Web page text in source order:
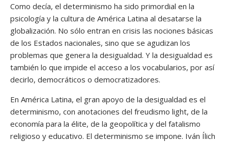
Como decía, el determinismo ha sido primordial en la
psicología y la cultura de América Latina al desatarse la
globalización. No sólo entran en crisis las nociones básicas
de los Estados nacionales, sino que se agudizan los
problemas que genera la desigualdad. Y la desigualdad es
también lo que impide el acceso a los vocabularios, por así
decirlo, democráticos o democratizadores.
En América Latina, el gran apoyo de la desigualdad es el
determinismo, con anotaciones del freudismo light, de la
economía para la élite, de la geopolítica y del fatalismo
religioso y educativo. El determinismo se impone. Iván Ílich